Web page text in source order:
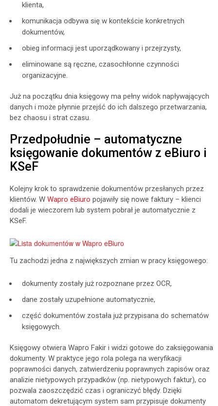
klienta,
komunikacja odbywa się w kontekście konkretnych
dokumentów,
obieg informacji jest uporządkowany i przejrzysty,
eliminowane są ręczne, czasochłonne czynności
organizacyjne.
Już na początku dnia księgowy ma pełny widok napływających
danych i może płynnie przejść do ich dalszego przetwarzania,
bez chaosu i strat czasu.
Przedpołudnie – automatyczne
księgowanie dokumentów z eBiuro i
KSeF
Kolejny krok to sprawdzenie dokumentów przesłanych przez
klientów. W Wapro eBiuro pojawiły się nowe faktury – klienci
dodali je wieczorem lub system pobrał je automatycznie z
KSeF.
Tu zachodzi jedna z największych zmian w pracy księgowego:
dokumenty zostały już rozpoznane przez OCR,
dane zostały uzupełnione automatycznie,
część dokumentów została już przypisana do schematów
księgowych.
Księgowy otwiera Wapro Fakir i widzi gotowe do zaksięgowania
dokumenty. W praktyce jego rola polega na weryfikacji
poprawności danych, zatwierdzeniu poprawnych zapisów oraz
analizie nietypowych przypadków (np. nietypowych faktur), co
pozwala zaoszczędzić czas i ograniczyć błędy. Dzięki
automatom dekretującym system sam przypisuje dokumenty